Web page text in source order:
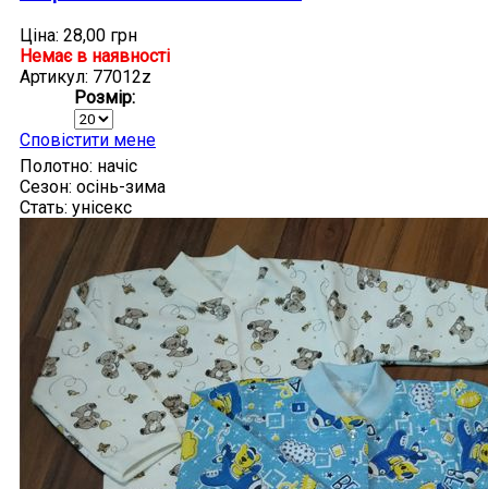
Ціна: 28,00 грн
Немає в наявності
Артикул: 77012z
Розмір:
Сповістити мене
Полотно: начіс
Сезон: осінь-зима
Стать: унісекс